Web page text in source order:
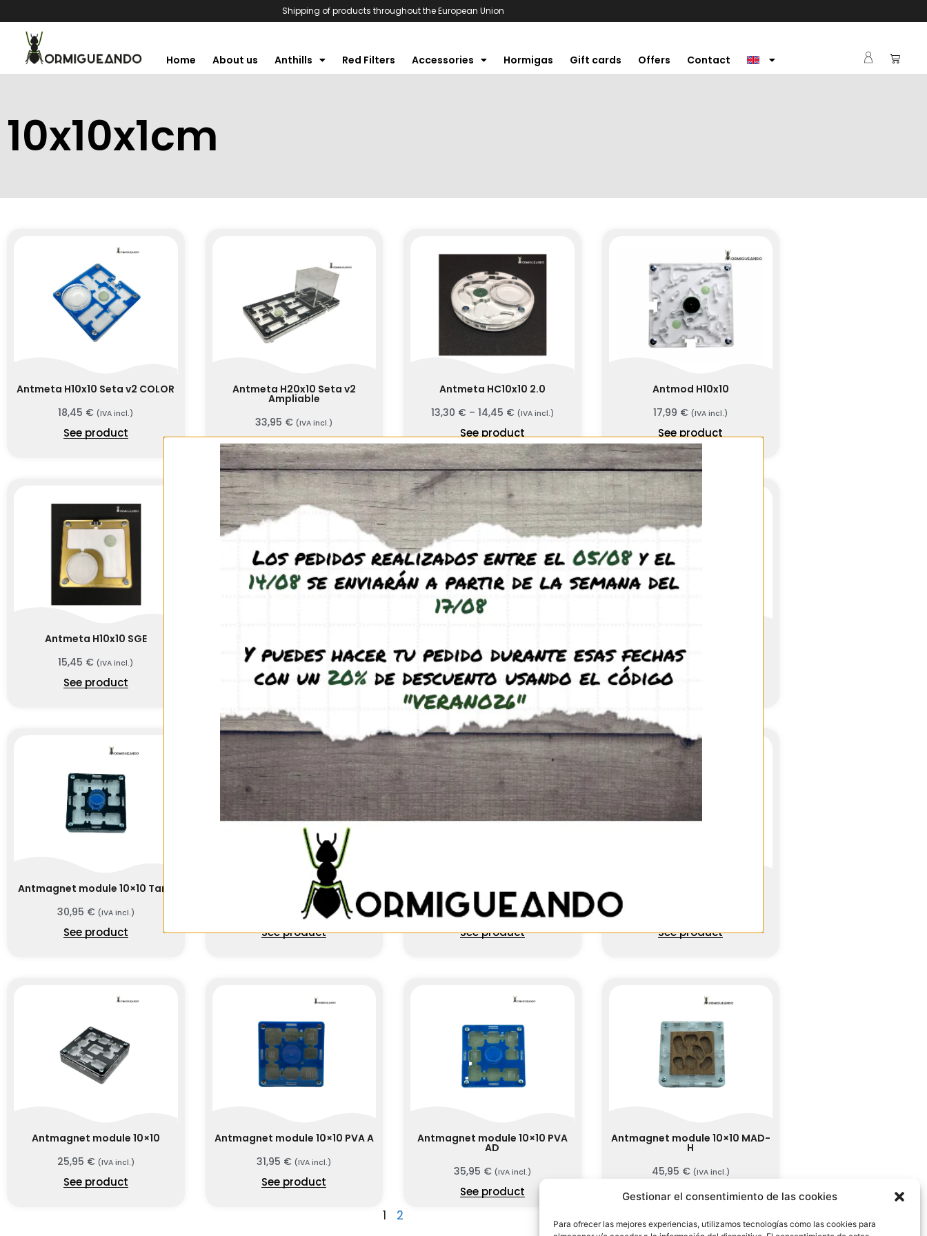
Gestionar el consentimiento de las cookies
Para ofrecer las mejores experiencias, utilizamos tecnologías como las cookies para
Shipping of products throughout the European Union
Home About us Anthills Red Filters Accessories Hormigas Gift cards Offers Contact
10x10x1cm
Antmeta H10x10 Seta v2 COLOR
18,45 € (IVA incl.)
See product
Antmeta H20x10 Seta v2
Ampliable
33,95 € (IVA incl.)
See product
Antmeta HC10x10 2.0
13,30 € – 14,45 € (IVA incl.)
See product
Antmod H10x10
17,99 € (IVA incl.)
See product
Antmeta H10x10 SGE
15,45 € (IVA incl.)
See product
39,99€ 31,99€ (IVA incl.)
See product
Ampliable COLOR
32,95€ – 35,95€ (IVA incl.)
See product
Depósito COLOR
18,45€ –
Antmagnet module 10×10 Tank
30,95 € (IVA incl.)
See product
Antmagnet module 10×10 PVA E
(IVA incl.)
See product
Antmagnet module 10×10 PVA
27,95€ (IVA incl.)
See product See product
Antmagnet module 10×10
25,95 € (IVA incl.)
See product
Antmagnet module 10×10 PVA A
31,95 € (IVA incl.)
See product
Antmagnet module 10×10 PVA
AD
35,95 € (IVA incl.)
See product
Antmagnet module 10×10 MAD-
H
45,95 € (IVA incl.)
See product
1 2